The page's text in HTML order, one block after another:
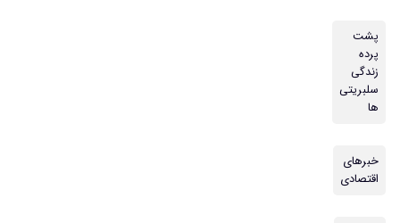
پشت
پرده
زندگی
سلبریتی
ها
خبرهای
اقتصادی